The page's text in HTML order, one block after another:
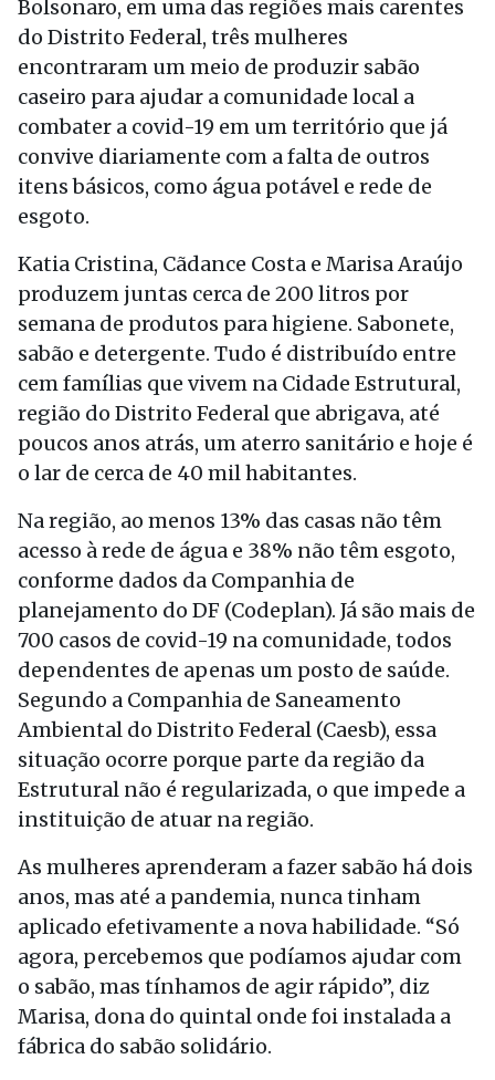
Bolsonaro, em uma das regiões mais carentes
do Distrito Federal, três mulheres
encontraram um meio de produzir sabão
caseiro para ajudar a comunidade local a
combater a covid-19 em um território que já
convive diariamente com a falta de outros
itens básicos, como água potável e rede de
esgoto.
Katia Cristina, Cãdance Costa e Marisa Araújo
produzem juntas cerca de 200 litros por
semana de produtos para higiene. Sabonete,
sabão e detergente. Tudo é distribuído entre
cem famílias que vivem na Cidade Estrutural,
região do Distrito Federal que abrigava, até
poucos anos atrás, um aterro sanitário e hoje é
o lar de cerca de 40 mil habitantes.
Na região, ao menos 13% das casas não têm
acesso à rede de água e 38% não têm esgoto,
conforme dados da Companhia de
planejamento do DF (Codeplan). Já são mais de
700 casos de covid-19 na comunidade, todos
dependentes de apenas um posto de saúde.
Segundo a Companhia de Saneamento
Ambiental do Distrito Federal (Caesb), essa
situação ocorre porque parte da região da
Estrutural não é regularizada, o que impede a
instituição de atuar na região.
As mulheres aprenderam a fazer sabão há dois
anos, mas até a pandemia, nunca tinham
aplicado efetivamente a nova habilidade. “Só
agora, percebemos que podíamos ajudar com
o sabão, mas tínhamos de agir rápido”, diz
Marisa, dona do quintal onde foi instalada a
fábrica do sabão solidário.